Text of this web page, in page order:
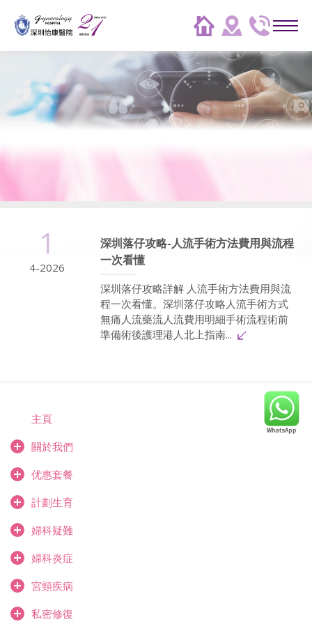
1
4-2026
深圳落仔攻略-人流手術方法費用與流程
一次看懂
深圳落仔攻略詳解 人流手術方法費用與流
程一次看懂。深圳落仔攻略人流手術方式
無痛人流藥流人流費用明細手術流程術前
準備術後護理港人北上指南...
主頁
關於我們
优惠套餐
計劃生育
婦科疑難
婦科炎症
宮頸疾病
私密修復